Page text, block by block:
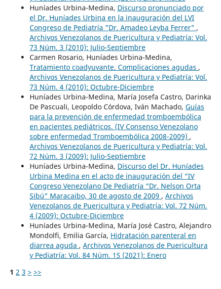
Huníades Urbina-Medina, Discurso pronunciado por
el Dr. Huníades Urbina en la inauguración del LVI
Congreso de Pediatría "Dr. Amadeo Leyba Ferrer" ,
Archivos Venezolanos de Puericultura y Pediatría: Vol.
73 Núm. 3 (2010): Julio-Septiembre
Carmen Rosario, Huníades Urbina-Medina,
Tratamiento coadyuvante. Complicaciones agudas ,
Archivos Venezolanos de Puericultura y Pediatría: Vol.
73 Núm. 4 (2010): Octubre-Diciembre
Huníades Urbina-Medina, María Josefa Castro, Darinka
De Pascuali, Leopoldo Córdova, Iván Machado, Guías
para la prevención de enfermedad tromboembólica
en pacientes pediátricos. (IV Consenso Venezolano
sobre enfermedad Tromboembólica 2008-2009) ,
Archivos Venezolanos de Puericultura y Pediatría: Vol.
72 Núm. 3 (2009): Julio-Septiembre
Huníades Urbina-Medina, Discurso del Dr. Huníades
Urbina Medina en el acto de inauguración del “IV
Congreso Venezolano De Pediatría “Dr. Nelson Orta
Sibú” Maracaibo, 30 de agosto de 2009 , Archivos
Venezolanos de Puericultura y Pediatría: Vol. 72 Núm.
4 (2009): Octubre-Diciembre
Huníades Urbina-Medina, María José Castro, Alejandro
Mondolfi, Emilia García, Hidratación parenteral en
diarrea aguda , Archivos Venezolanos de Puericultura
y Pediatría: Vol. 84 Núm. 1S (2021): Enero
1 2 3 > >>